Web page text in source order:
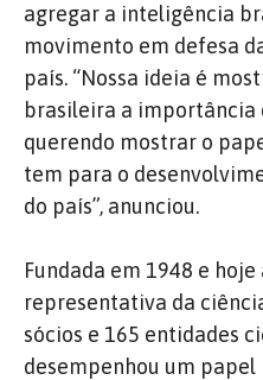
agregar a inteligência
movimento em defesa
país. “Nossa ideia é
brasileira a importância
querendo mostrar o
tem para o
do país”, anunciou.
Fundada em 1948 e
representativa da
sócios e 165 entidades
desempenhou um